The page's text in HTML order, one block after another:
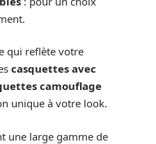
qui reflète votre
casquettes avec
camouflage
unique à votre look.
une large gamme de